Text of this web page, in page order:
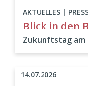
AKTUELLES |
Blick in den
Zukunftstag am
14.07.2026